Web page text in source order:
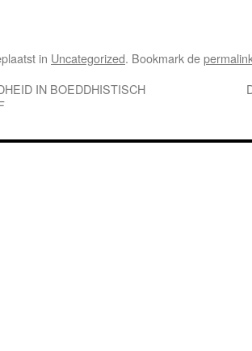
in Uncategorized. Bookmark de
IN BOEDDHISTISCH